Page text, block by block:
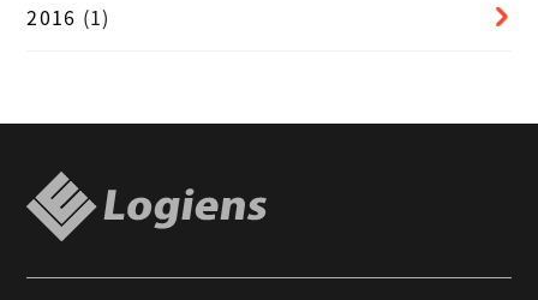
2016 (1)